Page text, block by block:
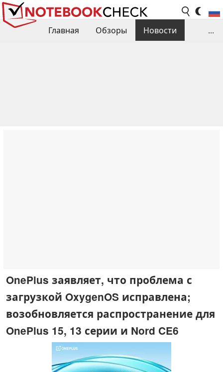
Главная Обзоры
Новости
...
OnePlus заявляет, что проблема с
загрузкой OxygenOS исправлена;
возобновляется распространение для
OnePlus 15, 13 серии и Nord CE6